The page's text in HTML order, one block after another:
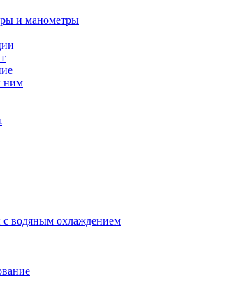
и манометры
ним
с водяным охлаждением